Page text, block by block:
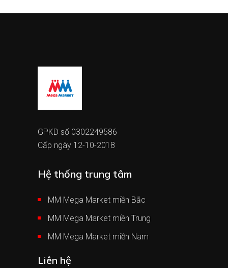
GPKD số 0302249586
Cấp ngày 12-10-2018
Hệ thống trung tâm
MM Mega Market miền Bắc
MM Mega Market miền Trung
MM Mega Market miền Nam
Liên hệ